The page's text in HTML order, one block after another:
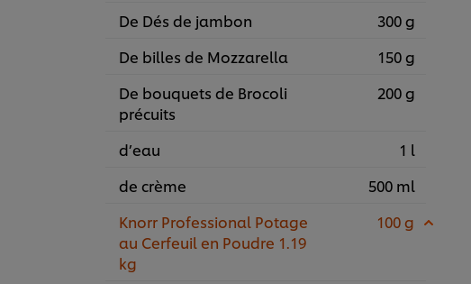
De Dés de jambon
300 g
De billes de Mozzarella
150 g
De bouquets de Brocoli
précuits
200 g
d’eau
1 l
de crème
500 ml
Knorr Professional Potage
au Cerfeuil en Poudre 1.19
kg​
100 g